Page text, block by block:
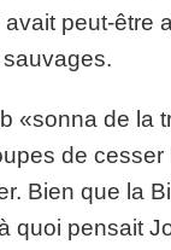
avait peut-être
«sonna de la
de cesser
Bien que la
quoi pensait